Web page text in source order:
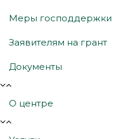
Меры господдержки
Заявителям на грант
Документы
О центре